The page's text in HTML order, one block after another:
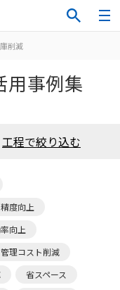
削減
用事例集
工程で絞り込む
精度向上
向上
管理コスト削減
省スペース